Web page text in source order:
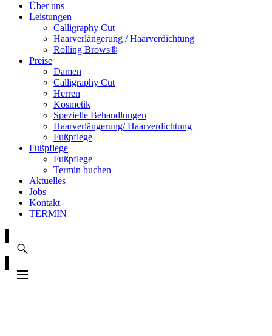
Über uns
Leistungen
Calligraphy Cut
Haarverlängerung / Haarverdichtung
Rolling Brows®
Preise
Damen
Calligraphy Cut
Herren
Kosmetik
Spezielle Behandlungen
Haarverlängerung/ Haarverdichtung
Fußpflege
Fußpflege
Fußpflege
Termin buchen
Aktuelles
Jobs
Kontakt
TERMIN